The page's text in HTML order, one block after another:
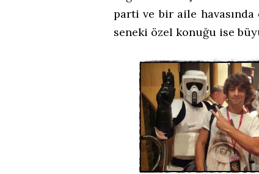
parti ve bir aile havasında
seneki özel konuğu ise